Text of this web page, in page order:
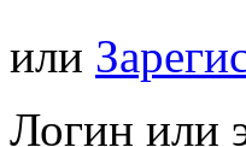
или
Логин или